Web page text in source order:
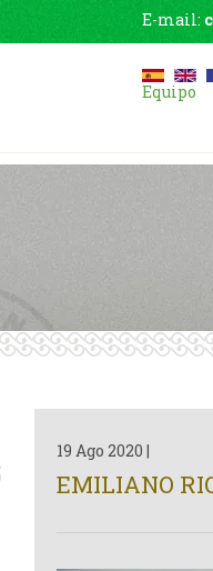
E-mail:
Equipo
19 Ago 2020 |
EMILIANO